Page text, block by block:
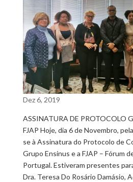
Dez 6, 2019
ASSINATURA DE PROTOCOLO
FJAP Hoje, dia 6 de Novembro,
se à Assinatura do Protocolo de
Grupo Ensinus e a FJAP – Fórum
Portugal. Estiveram presentes
Dra. Teresa Do Rosário Damásio,